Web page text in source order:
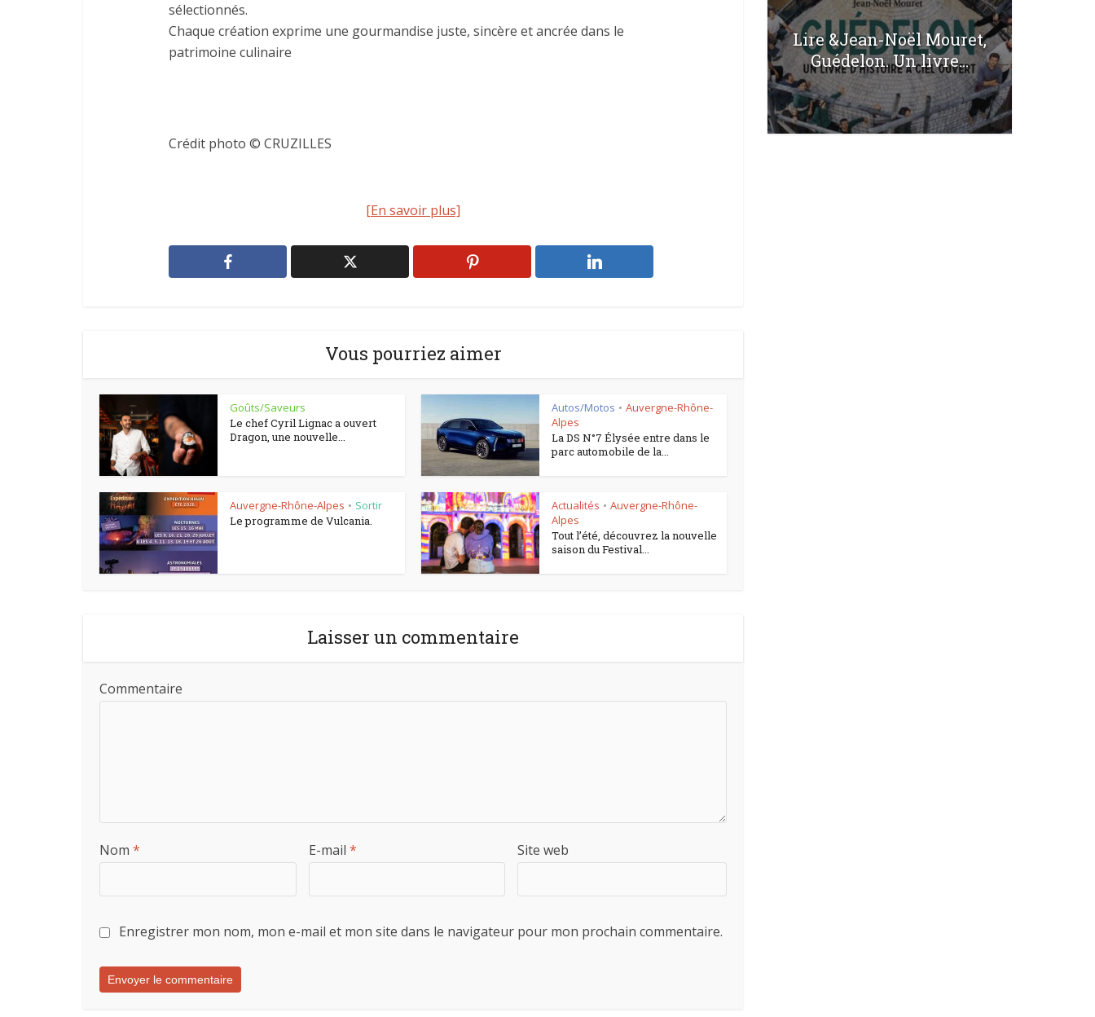
sélectionnés.
Chaque création exprime une gourmandise juste, sincère et ancrée dans le
patrimoine culinaire
Crédit photo © CRUZILLES
[En savoir plus]
Vous pourriez aimer
Goûts/Saveurs
Le chef Cyril Lignac a ouvert
Dragon, une nouvelle...
Autos/Motos • Auvergne-Rhône-
Alpes
La DS N°7 Élysée entre dans le
parc automobile de la...
Auvergne-Rhône-Alpes • Sortir
Le programme de Vulcania.
Actualités • Auvergne-Rhône-
Alpes
Tout l’été, découvrez la nouvelle
saison du Festival...
Laisser un commentaire
Commentaire
Nom * E-mail * Site web
Enregistrer mon nom, mon e-mail et mon site dans le navigateur pour mon prochain commentaire.
Lire &Jean-Noël Mouret,
Guédelon. Un livre...